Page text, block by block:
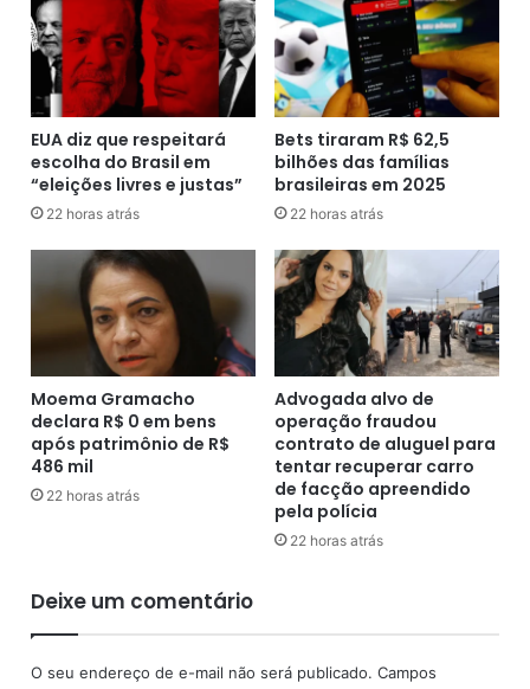
Fonte: Correio Braziliense, 05/12/2020
a
r
a
r
d
i
n
c
d
r
d
n
t
ç
e
m
n
f
r
o
n
m
M
n
o
b
o
G
EUA diz que respeitará
escolha do Brasil em
“eleições livres e justas”
22 horas atrás
Bets tiraram R$ 62,5
bilhões das famílias
brasileiras em 2025
22 horas atrás
Moema Gramacho
declara R$ 0 em bens
após patrimônio de R$
486 mil
22 horas atrás
Advogada alvo de
operação fraudou
contrato de aluguel para
tentar recuperar carro
de facção apreendido
pela polícia
22 horas atrás
Deixe um comentário
O seu endereço de e-mail não será publicado. Campos